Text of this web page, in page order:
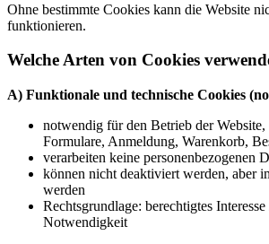
Ohne bestimmte Cookies kann die Website
funktionieren.
Welche Arten von Cookies
A) Funktionale und technische Cookies
notwendig für den Betrieb der
Formulare, Anmeldung, Warenkorb,
verarbeiten keine personenbezogenen
können nicht deaktiviert werden, aber
werden
Rechtsgrundlage: berechtigtes
Notwendigkeit